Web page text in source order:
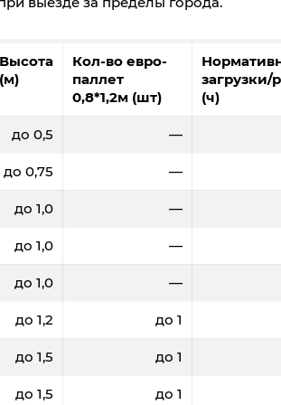
92,7 91,9
2,0
23600
700
94,1
Высота
(м)
Кол-во евро-
паллет
0,8*1,2м (шт)
загрузки/
(ч)
до 0,5 —
до 0,75 —
до 1,0 —
до 1,0 —
до 1,0 —
до 1,2 до 1
до 1,5 до 1
до 1,5 до 1